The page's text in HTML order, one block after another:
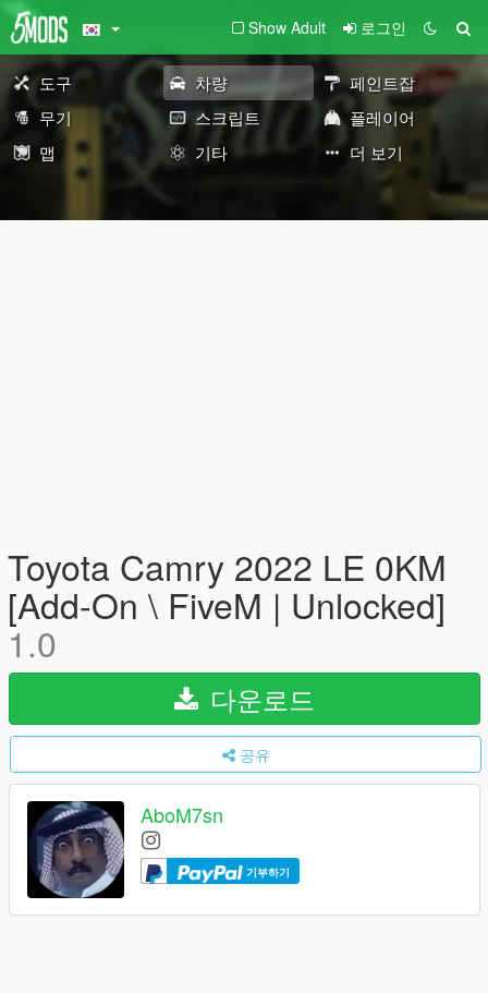
Show Adult 로그인
도구 차량
페인트잡
무기
스크립트
플레이어
맵
기타 더 보기
Toyota Camry 2022 LE 0KM
[Add-On \ FiveM | Unlocked]
1.0
다운로드
공유
AboM7sn
기부하기